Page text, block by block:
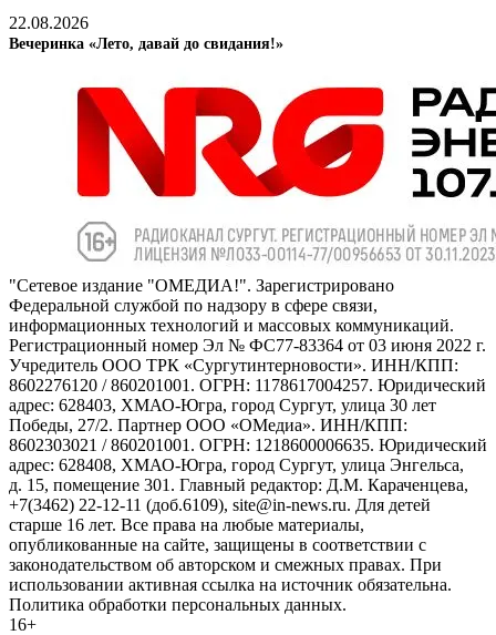
22.08.2026
Вечеринка «Лето, давай до свидания!»
"Сетевое издание "ОМЕДИА!". Зарегистрировано
Федеральной службой по надзору в сфере связи,
информационных технологий и массовых коммуникаций.
Регистрационный номер Эл № ФС77-83364 от 03 июня 2022 г.
Учредитель ООО ТРК «Сургутинтерновости». ИНН/КПП:
8602276120 / 860201001. ОГРН: 1178617004257. Юридический
адрес: 628403, ХМАО-Югра, город Сургут, улица 30 лет
Победы, 27/2. Партнер ООО «ОМедиа». ИНН/КПП:
8602303021 / 860201001. ОГРН: 1218600006635. Юридический
адрес: 628408, ХМАО-Югра, город Сургут, улица Энгельса,
д. 15, помещение 301. Главный редактор: Д.М. Караченцева,
+7(3462) 22-12-11 (доб.6109), site@in-news.ru. Для детей
старше 16 лет. Все права на любые материалы,
опубликованные на сайте, защищены в соответствии с
законодательством об авторском и смежных правах. При
использовании активная ссылка на источник обязательна.
Политика обработки персональных данных.
16+